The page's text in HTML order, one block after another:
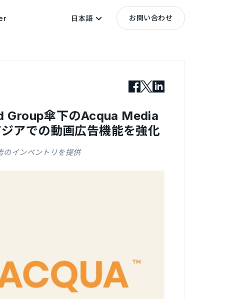
日本語 お問い合わせ
傘下のAcqua Media
アでの動画広告機能を強化
のインベントリを提供